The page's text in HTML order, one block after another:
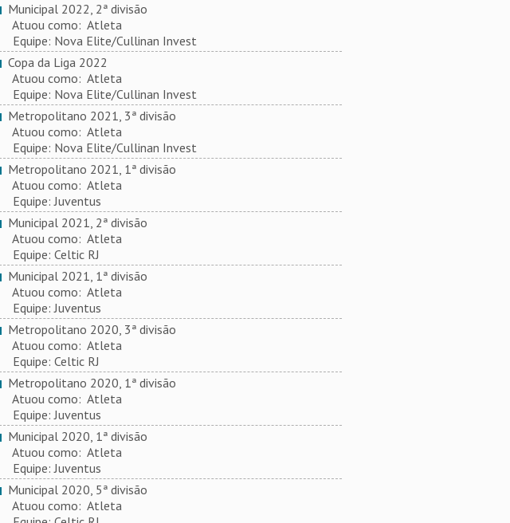
Municipal 2022, 2ª divisão
Atuou como: Atleta
Equipe: Nova Elite/Cullinan Invest
Copa da Liga 2022
Atuou como: Atleta
Equipe: Nova Elite/Cullinan Invest
Metropolitano 2021, 3ª divisão
Atuou como: Atleta
Equipe: Nova Elite/Cullinan Invest
Metropolitano 2021, 1ª divisão
Atuou como: Atleta
Equipe: Juventus
Municipal 2021, 2ª divisão
Atuou como: Atleta
Equipe: Celtic RJ
Municipal 2021, 1ª divisão
Atuou como: Atleta
Equipe: Juventus
Metropolitano 2020, 3ª divisão
Atuou como: Atleta
Equipe: Celtic RJ
Metropolitano 2020, 1ª divisão
Atuou como: Atleta
Equipe: Juventus
Municipal 2020, 1ª divisão
Atuou como: Atleta
Equipe: Juventus
Municipal 2020, 5ª divisão
Atuou como: Atleta